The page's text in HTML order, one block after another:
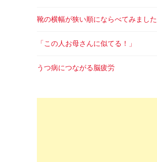
靴の横幅が狭い順にならべてみました
「この人お母さんに似てる！」
うつ病につながる脳疲労